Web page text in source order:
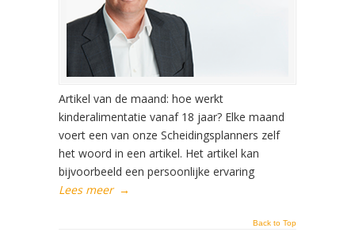
Artikel van de maand: hoe werkt
kinderalimentatie vanaf 18 jaar? Elke maand
voert een van onze Scheidingsplanners zelf
het woord in een artikel. Het artikel kan
bijvoorbeeld een persoonlijke ervaring
Lees meer →
Back to Top